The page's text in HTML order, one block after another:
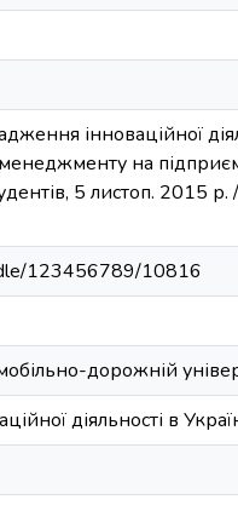
інноваційної
на
5 листоп. 2015
123456789/10816
дорожній
діяльності в